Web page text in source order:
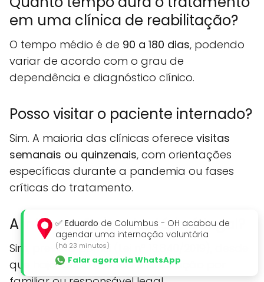
em uma clínica de reabilitação?
O tempo médio é de 90 a 180 dias, podendo
variar de acordo com o grau de
dependência e diagnóstico clínico.
Posso visitar o paciente internado?
Sim. A maioria das clínicas oferece visitas
semanais ou quinzenais, com orientações
específicas durante a pandemia ou fases
críticas do tratamento.
A internação involuntária é legal?
Sim, prevista por lei (Lei nº 13.840/2019), desde
que haja laudo médico e solicitação por
✅ Eduardo de Columbus - OH acabou de
agendar uma internação voluntária
(há 23 minutos)
Falar agora via WhatsApp